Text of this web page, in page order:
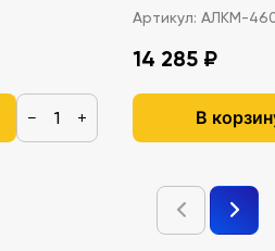
− +
Артикул: АЛКМ-
14 285 ₽
В